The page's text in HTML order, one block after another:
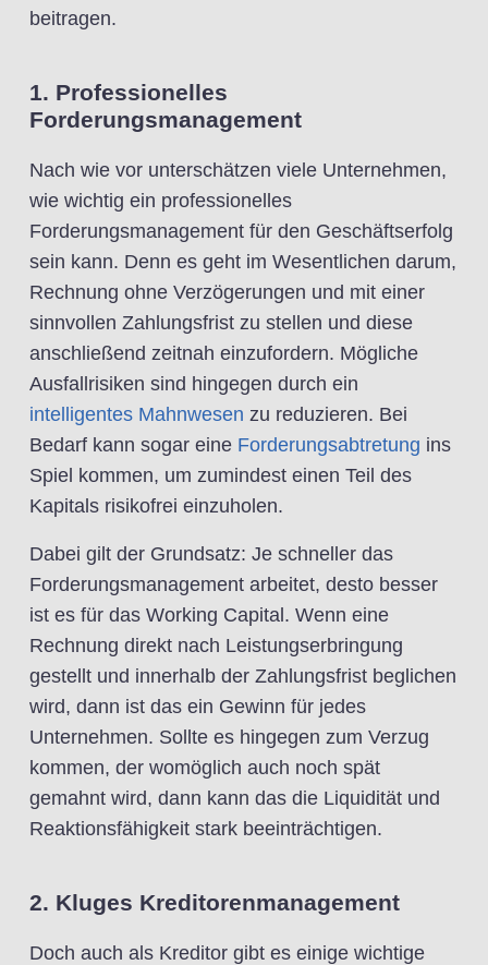
beitragen.
1. Professionelles
Forderungsmanagement
Nach wie vor unterschätzen viele Unternehmen,
wie wichtig ein professionelles
Forderungsmanagement für den Geschäftserfolg
sein kann. Denn es geht im Wesentlichen darum,
Rechnung ohne Verzögerungen und mit einer
sinnvollen Zahlungsfrist zu stellen und diese
anschließend zeitnah einzufordern. Mögliche
Ausfallrisiken sind hingegen durch ein
intelligentes Mahnwesen zu reduzieren. Bei
Bedarf kann sogar eine Forderungsabtretung ins
Spiel kommen, um zumindest einen Teil des
Kapitals risikofrei einzuholen.
Dabei gilt der Grundsatz: Je schneller das
Forderungsmanagement arbeitet, desto besser
ist es für das Working Capital. Wenn eine
Rechnung direkt nach Leistungserbringung
gestellt und innerhalb der Zahlungsfrist beglichen
wird, dann ist das ein Gewinn für jedes
Unternehmen. Sollte es hingegen zum Verzug
kommen, der womöglich auch noch spät
gemahnt wird, dann kann das die Liquidität und
Reaktionsfähigkeit stark beeinträchtigen.
2. Kluges Kreditorenmanagement
Doch auch als Kreditor gibt es einige wichtige